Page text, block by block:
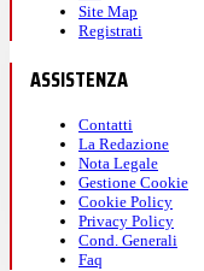
Site Map
Registrati
ASSISTENZA
Contatti
La Redazione
Nota Legale
Gestione Cookie
Cookie Policy
Privacy Policy
Cond. Generali
Faq